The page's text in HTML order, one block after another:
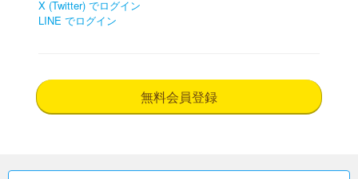
X (Twitter) でログイン
LINE でログイン
無料会員登録